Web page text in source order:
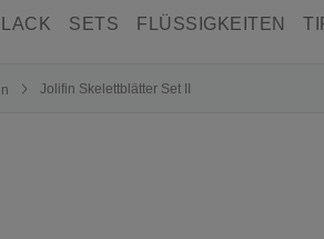
SETS FLÜSSIGKEITEN
Jolifin Skelettblätter Set II